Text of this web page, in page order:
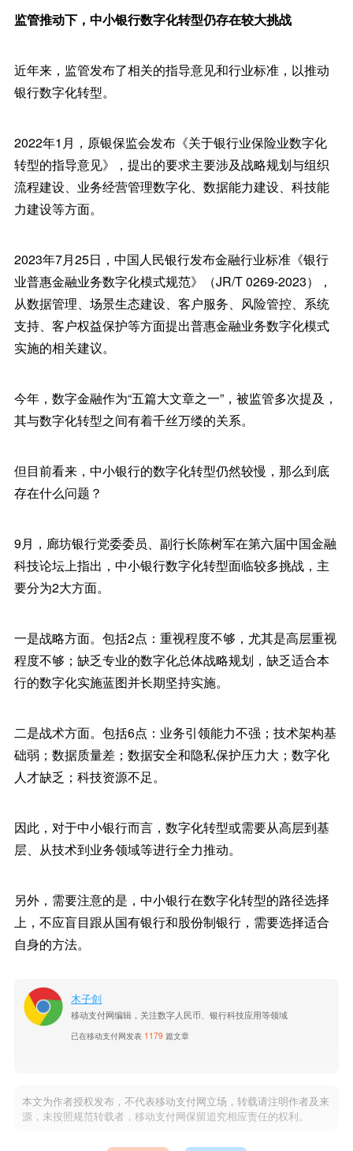
监管推动下，中小银行数字化转型仍存在较大挑战
近年来，监管发布了相关的指导意见和行业标准，以推动
银行数字化转型。
2022年1月，原银保监会发布《关于银行业保险业数字化
转型的指导意见》，提出的要求主要涉及战略规划与组织
流程建设、业务经营管理数字化、数据能力建设、科技能
力建设等方面。
2023年7月25日，中国人民银行发布金融行业标准《银行
业普惠金融业务数字化模式规范》（JR/T 0269-2023），
从数据管理、场景生态建设、客户服务、风险管控、系统
支持、客户权益保护等方面提出普惠金融业务数字化模式
实施的相关建议。
今年，数字金融作为“五篇大文章之一”，被监管多次提及，
其与数字化转型之间有着千丝万缕的关系。
但目前看来，中小银行的数字化转型仍然较慢，那么到底
存在什么问题？
9月，廊坊银行党委委员、副行长陈树军在第六届中国金融
科技论坛上指出，中小银行数字化转型面临较多挑战，主
要分为2大方面。
一是战略方面。包括2点：重视程度不够，尤其是高层重视
程度不够；缺乏专业的数字化总体战略规划，缺乏适合本
行的数字化实施蓝图并长期坚持实施。
二是战术方面。包括6点：业务引领能力不强；技术架构基
础弱；数据质量差；数据安全和隐私保护压力大；数字化
人才缺乏；科技资源不足。
因此，对于中小银行而言，数字化转型或需要从高层到基
层、从技术到业务领域等进行全力推动。
另外，需要注意的是，中小银行在数字化转型的路径选择
上，不应盲目跟从国有银行和股份制银行，需要选择适合
自身的方法。
木子剑
移动支付网编辑，关注数字人民币、银行科技应用等领域
已在移动支付网发表 1179 篇文章
本文为作者授权发布，不代表移动支付网立场，转载请注明作者及来
源，未按照规范转载者，移动支付网保留追究相应责任的权利。